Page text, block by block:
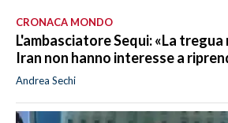
CRONACA MONDO
L'ambasciatore Sequi: «La
Iran non hanno interesse a
Andrea Sechi